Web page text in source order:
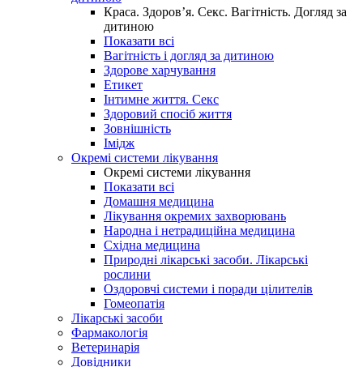
Краса. Здоров’я. Секс. Вагітність. Догляд за
дитиною
Показати всі
Вагітність і догляд за дитиною
Здорове харчування
Етикет
Інтимне життя. Секс
Здоровий спосіб життя
Зовнішність
Імідж
Окремі системи лікування
Окремі системи лікування
Показати всі
Домашня медицина
Лікування окремих захворювань
Народна і нетрадиційна медицина
Східна медицина
Природні лікарські засоби. Лікарські
рослини
Оздоровчі системи і поради цілителів
Гомеопатія
Лікарські засоби
Фармакологія
Ветеринарія
Довідники